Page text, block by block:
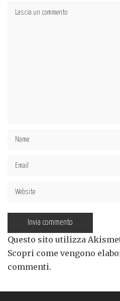
Questo sito utilizza
Scopri come vengono
commenti.